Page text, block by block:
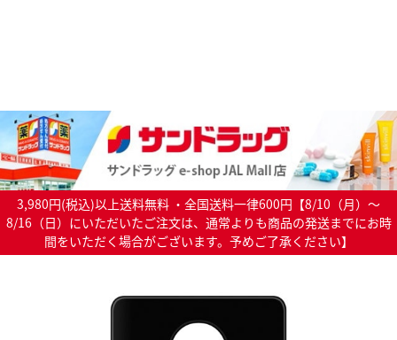
3,980円(税込)以上送料無料 ・全国送料一律600円【8/10（月）～
8/16（日）にいただいたご注文は、通常よりも商品の発送までにお時
間をいただく場合がございます。予めご了承ください】